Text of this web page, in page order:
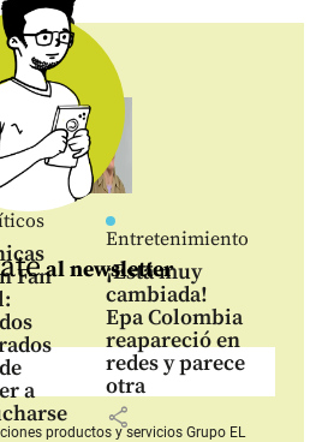
Fan
a
Entretenimiento
¡Está muy
cambiada!
Epa Colombia
reapareció en
redes y parece
otra
share
al newsletter
productos y serviciosGrupo EL